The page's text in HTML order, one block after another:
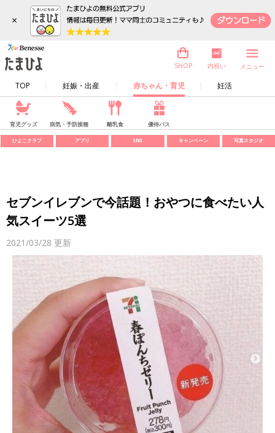
×
TOP 妊娠・出産 赤ちゃん・育児 妊活
SHOP 内祝い メニュー
育児グッズ 病気・予防接種 離乳食 優待パス
ひよこクラブ アプリ SNS キャンペーン 写真スタジオ
セブンイレブンで今話題！おやつに食べたい人
気スイーツ5選
2021/03/28 更新